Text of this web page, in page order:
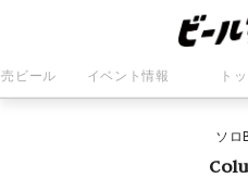
ビール イベント情報 ト
ソロ